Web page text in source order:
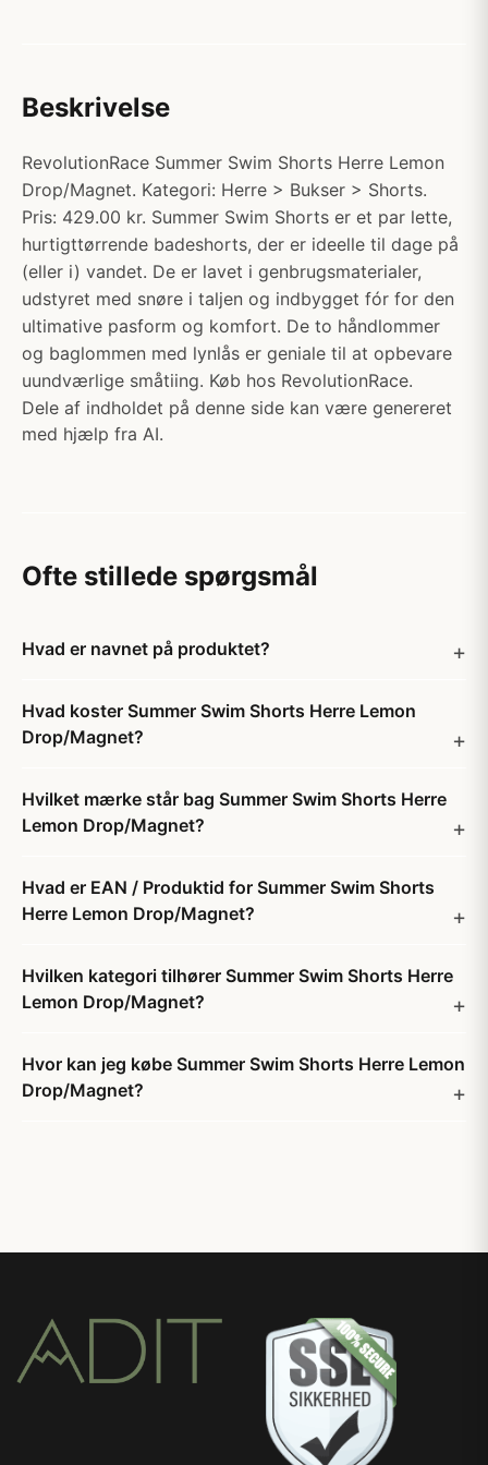
Beskrivelse
RevolutionRace Summer Swim Shorts Herre Lemon
Drop/Magnet. Kategori: Herre > Bukser > Shorts.
Pris: 429.00 kr. Summer Swim Shorts er et par lette,
hurtigttørrende badeshorts, der er ideelle til dage på
(eller i) vandet. De er lavet i genbrugsmaterialer,
udstyret med snøre i taljen og indbygget fór for den
ultimative pasform og komfort. De to håndlommer
og baglommen med lynlås er geniale til at opbevare
uundværlige småtiing. Køb hos RevolutionRace.
Dele af indholdet på denne side kan være genereret
med hjælp fra AI.
Ofte stillede spørgsmål
Hvad er navnet på produktet?
Hvad koster Summer Swim Shorts Herre Lemon
Drop/Magnet?
Hvilket mærke står bag Summer Swim Shorts Herre
Lemon Drop/Magnet?
Hvad er EAN / Produktid for Summer Swim Shorts
Herre Lemon Drop/Magnet?
Hvilken kategori tilhører Summer Swim Shorts Herre
Lemon Drop/Magnet?
Hvor kan jeg købe Summer Swim Shorts Herre Lemon
Drop/Magnet?